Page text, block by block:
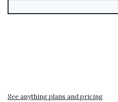
See anything plans and pricing